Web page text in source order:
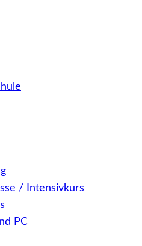
/ Intensivkurs
PC